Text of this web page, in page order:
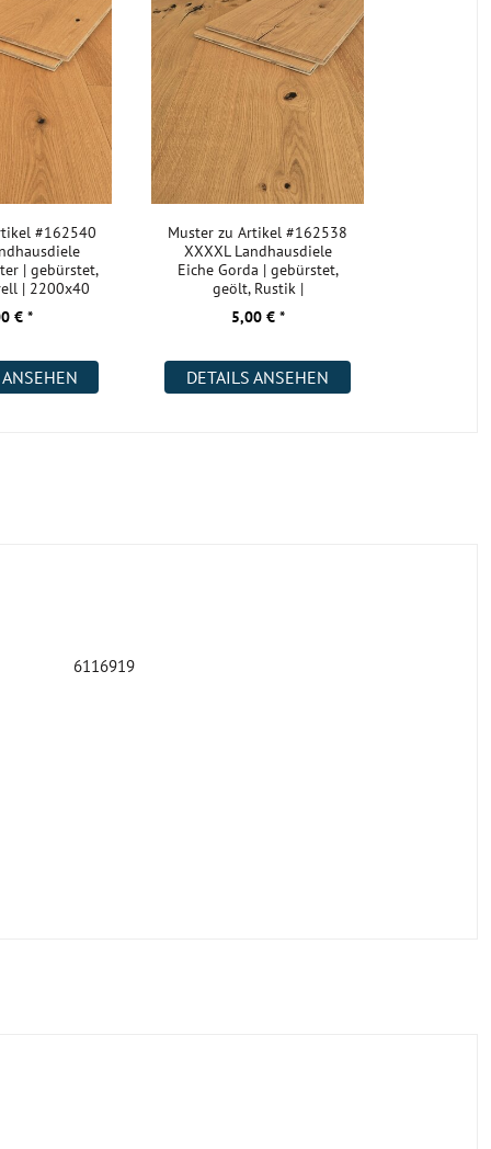
#162540
| gebürstet,
| 2200x40
€ *
Muster zu Artikel #162538
XXXXL Landhausdiele
Eiche Gorda | gebürstet,
geölt, Rustik |
2200x400x18 m
5,00 € *
DETAILS ANSEHEN
6116919